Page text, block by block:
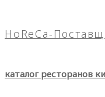
HoReCa-
каталог ресторанов